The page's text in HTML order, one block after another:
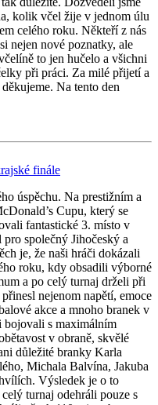
kolik včel žije v jednom úlu
celého roku. Někteří z nás
nejen nové poznatky, ale
to jen hučelo a všichni
při práci. Za milé přijetí a
Na tento den
finále
úspěchu. Na prestižním a
Cupu, který se
fantastické 3. místo v
společný Jihočeský a
je, že naši hráči dokázali
roku, kdy obsadili výborné
a po celý turnaj drželi při
nejenom napětí, emoce
akce a mnoho branek v
bojovali s maximálním
v obraně, skvělé
důležité branky Karla
Michala Balvína, Jakuba
Výsledek je o to
turnaj odehráli pouze s